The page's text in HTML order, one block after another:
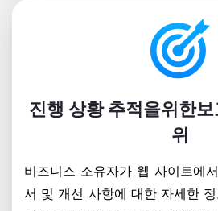
진행 상황 추적을위한
위
비즈니스 소유자가 웹 사이트에
서 및 개선 사항에 대한 자세한